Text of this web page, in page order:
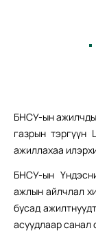
БНСУ-ын
газрын тэргүүн
ажиллахаа
БНСУ-ын
ажлын айлчлал
бусад
асуудлаар санал